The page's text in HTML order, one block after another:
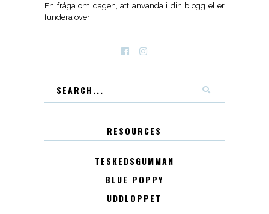
En fråga om dagen, att använda i din blogg eller
fundera över
RESOURCES
TESKEDSGUMMAN
BLUE POPPY
UDDLOPPET